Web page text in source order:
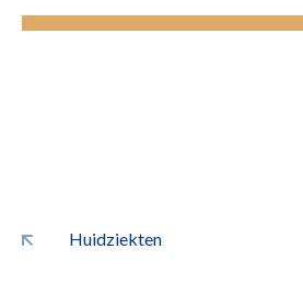
Huidziekten